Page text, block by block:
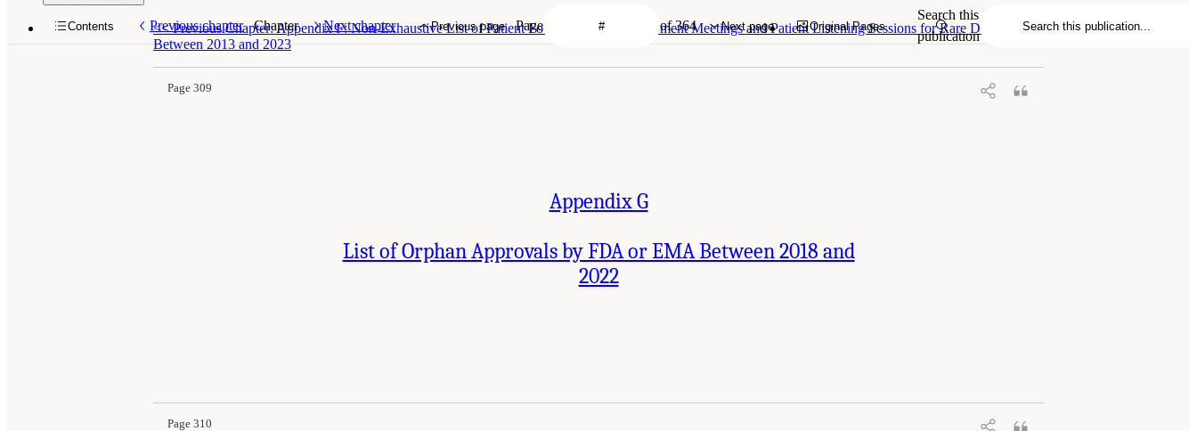
<<Previous Chapter: Appendix F: Non-Exhaustive List of Patient Focused Drug Development Meetings and Patient Listening Sessions for Rare Diseases
Between 2013 and 2023
Page 309
Appendix G
List of Orphan Approvals by FDA or EMA Between 2018 and
2022
Page 310
Contents Previous chapter Chapter Next chapter Previous page Page of 364 Next page Original Pages
Search this
publication